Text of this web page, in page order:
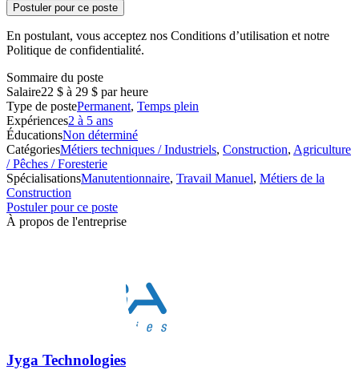
Postuler pour ce poste
En postulant, vous acceptez nos Conditions d’utilisation et notre
Politique de confidentialité.
Sommaire du poste
Salaire22 $ à 29 $ par heure
Type de postePermanent, Temps plein
Expériences2 à 5 ans
ÉducationsNon déterminé
CatégoriesMétiers techniques / Industriels, Construction, Agriculture
/ Pêches / Foresterie
SpécialisationsManutentionnaire, Travail Manuel, Métiers de la
Construction
Postuler pour ce poste
À propos de l'entreprise
Jyga Technologies